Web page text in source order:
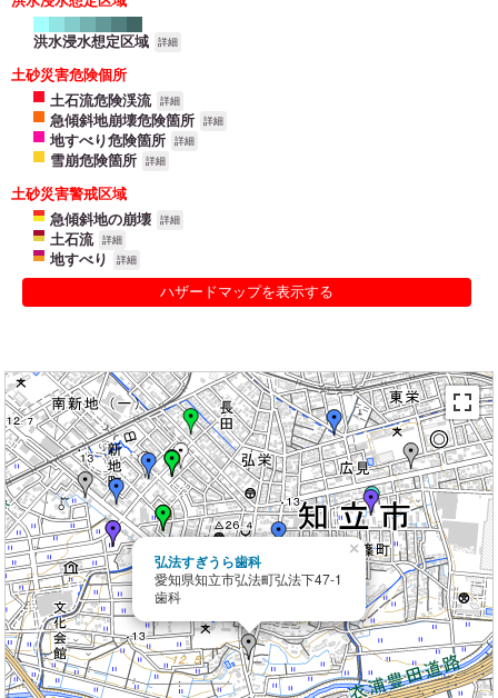
洪水浸水想定区域 詳細
土砂災害危険個所
土石流危険渓流
詳細
急傾斜地崩壊危険箇所 詳細
地すべり危険箇所 詳細
雪崩危険箇所 詳細
土砂災害警戒区域
急傾斜地の崩壊
詳細
土石流 詳細
地すべり 詳細
ハザードマップを表示する
弘法すぎうら歯科
愛知県知立市弘法町弘法下47-1
歯科
×